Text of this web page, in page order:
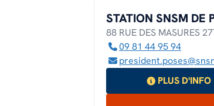
STATION SNSM DE
88 RUE DES MASURES
09 81 44 95 94
PLUS D'INFO